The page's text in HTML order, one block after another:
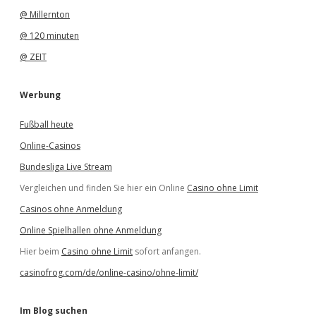
@ Millernton
@ 120 minuten
@ ZEIT
Werbung
Fußball heute
Online-Casinos
Bundesliga Live Stream
Vergleichen und finden Sie hier ein Online Casino ohne Limit
Casinos ohne Anmeldung
Online Spielhallen ohne Anmeldung
Hier beim Casino ohne Limit sofort anfangen.
casinofrog.com/de/online-casino/ohne-limit/
Im Blog suchen